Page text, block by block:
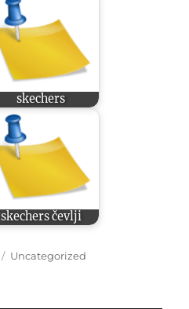
skechers
skechers čevlji
Categories
Uncategorized